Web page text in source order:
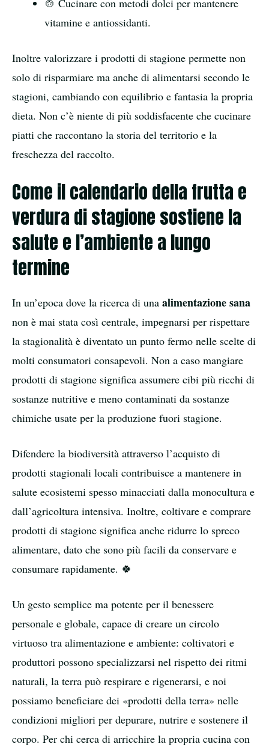
🍲 Cucinare con metodi dolci per mantenere
vitamine e antiossidanti.
Inoltre valorizzare i prodotti di stagione permette non
solo di risparmiare ma anche di alimentarsi secondo le
stagioni, cambiando con equilibrio e fantasia la propria
dieta. Non c’è niente di più soddisfacente che cucinare
piatti che raccontano la storia del territorio e la
freschezza del raccolto.
Come il calendario della frutta e
verdura di stagione sostiene la
salute e l’ambiente a lungo
termine
In un’epoca dove la ricerca di una alimentazione sana
non è mai stata così centrale, impegnarsi per rispettare
la stagionalità è diventato un punto fermo nelle scelte di
molti consumatori consapevoli. Non a caso mangiare
prodotti di stagione significa assumere cibi più ricchi di
sostanze nutritive e meno contaminati da sostanze
chimiche usate per la produzione fuori stagione.
Difendere la biodiversità attraverso l’acquisto di
prodotti stagionali locali contribuisce a mantenere in
salute ecosistemi spesso minacciati dalla monocultura e
dall’agricoltura intensiva. Inoltre, coltivare e comprare
prodotti di stagione significa anche ridurre lo spreco
alimentare, dato che sono più facili da conservare e
consumare rapidamente. 🍀
Un gesto semplice ma potente per il benessere
personale e globale, capace di creare un circolo
virtuoso tra alimentazione e ambiente: coltivatori e
produttori possono specializzarsi nel rispetto dei ritmi
naturali, la terra può respirare e rigenerarsi, e noi
possiamo beneficiare dei «prodotti della terra» nelle
condizioni migliori per depurare, nutrire e sostenere il
corpo. Per chi cerca di arricchire la propria cucina con